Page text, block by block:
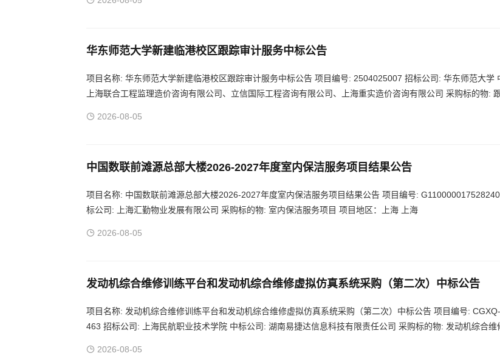
华东师范大学新建临港校区跟踪审计服务中标公告
项目名称: 华东师范大学新建临港校区跟踪审计服务中标公告 项目编号: 2504025007 招标公司: 华东师范大学
上海联合工程监理造价咨询有限公司、立信国际工程咨询有限公司、上海重实造价咨询有限公司 采购标的物: 跟
2026-08-05
中国数联前滩源总部大楼2026-2027年度室内保洁服务项目结果公告
项目名称: 中国数联前滩源总部大楼2026-2027年度室内保洁服务项目结果公告 项目编号:
标公司: 上海汇勤物业发展有限公司 采购标的物: 室内保洁服务项目 项目地区：上海 上海
2026-08-05
发动机综合维修训练平台和发动机综合维修虚拟仿真系统采购（第二次）中标公告
项目名称: 发动机综合维修训练平台和发动机综合维修虚拟仿真系统采购（第二次）中标公告 项目编号:
463 招标公司: 上海民航职业技术学院 中标公司: 湖南易捷达信息科技有限责任公司 采购标的物: 发动机综合维
2026-08-05